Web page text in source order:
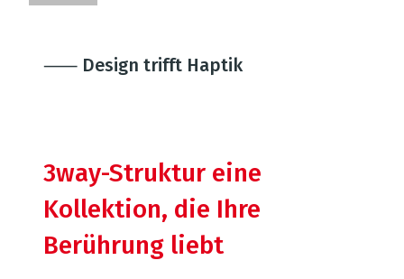
⸺ Design trifft Haptik
3way-Struktur eine
Kollektion, die Ihre
Berührung liebt